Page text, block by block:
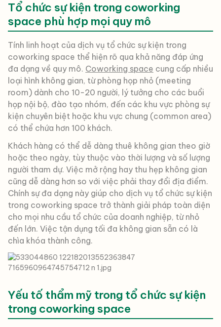
Tổ chức sự kiện trong coworking
space phù hợp mọi quy mô
Tính linh hoạt của dịch vụ tổ chức sự kiện trong
coworking space thể hiện rõ qua khả năng đáp ứng
đa dạng về quy mô. Coworking space cung cấp nhiều
loại hình không gian, từ phòng họp nhỏ (meeting
room) dành cho 10-20 người, lý tưởng cho các buổi
họp nội bộ, đào tạo nhóm, đến các khu vực phòng sự
kiện chuyên biệt hoặc khu vực chung (common area)
có thể chứa hơn 100 khách.
Khách hàng có thể dễ dàng thuê không gian theo giờ
hoặc theo ngày, tùy thuộc vào thời lượng và số lượng
người tham dự. Việc mở rộng hay thu hẹp không gian
cũng dễ dàng hơn so với việc phải thay đổi địa điểm.
Chính sự đa dạng này giúp cho dịch vụ tổ chức sự kiện
trong coworking space trở thành giải pháp toàn diện
cho mọi nhu cầu tổ chức của doanh nghiệp, từ nhỏ
đến lớn. Việc tận dụng tối đa không gian sẵn có là
chìa khóa thành công.
Yếu tố thẩm mỹ trong tổ chức sự kiện
trong coworking space